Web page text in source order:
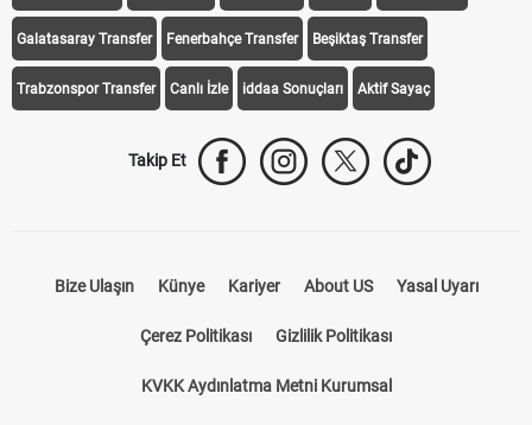
Galatasaray Transfer Fenerbahçe Transfer Beşiktaş Transfer
Trabzonspor Transfer Canlı İzle iddaa Sonuçları Aktif Sayaç
Takip Et
Bize Ulaşın Künye Kariyer About US Yasal Uyarı
Çerez Politikası Gizlilik Politikası
KVKK Aydınlatma Metni Kurumsal